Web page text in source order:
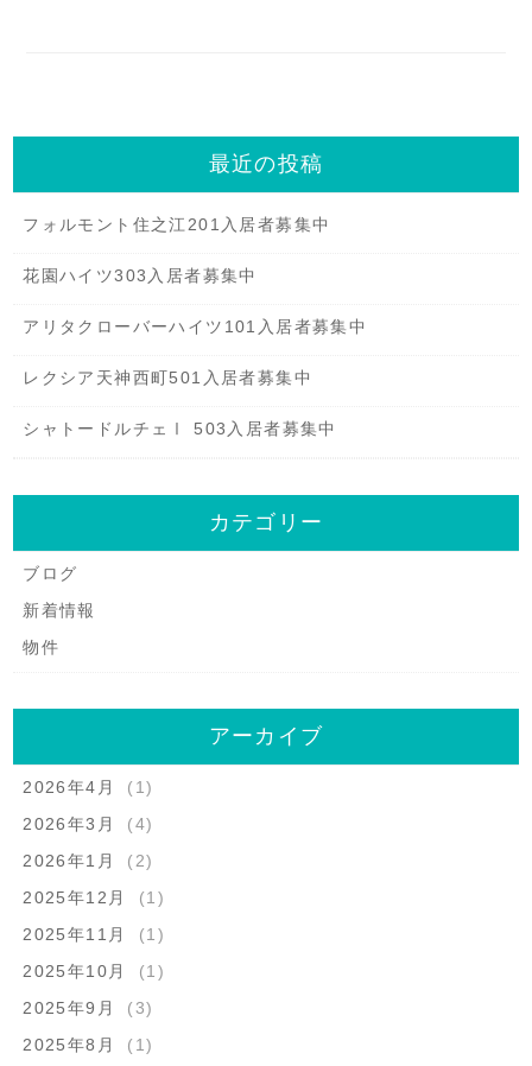
最近の投稿
フォルモント住之江201入居者募集中
花園ハイツ303入居者募集中
アリタクローバーハイツ101入居者募集中
レクシア天神西町501入居者募集中
シャトードルチェⅠ 503入居者募集中
カテゴリー
ブログ
新着情報
物件
アーカイブ
2026年4月
(1)
2026年3月
(4)
2026年1月
(2)
2025年12月
(1)
2025年11月
(1)
2025年10月
(1)
2025年9月
(3)
2025年8月
(1)